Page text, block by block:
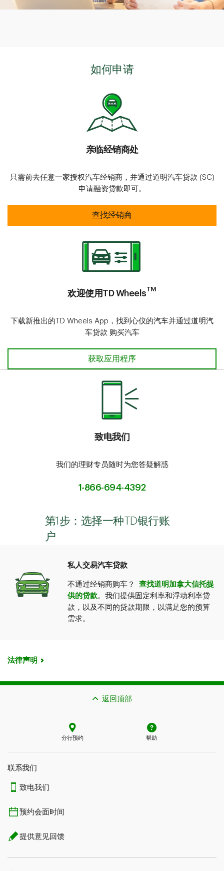
如何申请
亲临经销商处
只需前去任意一家授权汽车经销商，并通过道明汽车贷款 (SC)
申请融资贷款即可。
查找经销商
欢迎使用TD WheelsTM
下载新推出的TD Wheels App，找到心仪的汽车并通过道明汽
车贷款 购买汽车
获取应用程序
致电我们
我们的理财专员随时为您答疑解惑
1-866-694-4392
第1步：选择一种TD银行账
户
私人交易汽车贷款
不通过经销商购车？ 查找道明加拿大信托提
供的贷款。我们提供固定利率和浮动利率贷
款，以及不同的贷款期限，以满足您的预算
需求。
法律声明
返回顶部
分行预约 帮助
联系我们​​​​​​​
致电我们
预约会面时间
提供意见回馈